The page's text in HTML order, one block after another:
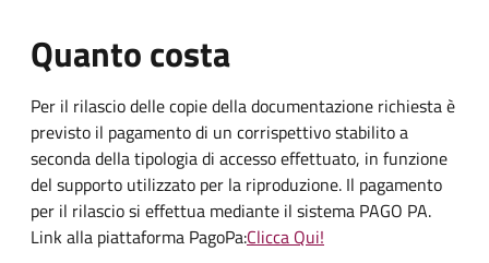
Quanto costa
Per il rilascio delle copie della documentazione richiesta è
previsto il pagamento di un corrispettivo stabilito a
seconda della tipologia di accesso effettuato, in funzione
del supporto utilizzato per la riproduzione. Il pagamento
per il rilascio si effettua mediante il sistema PAGO PA.
Link alla piattaforma PagoPa:Clicca Qui!